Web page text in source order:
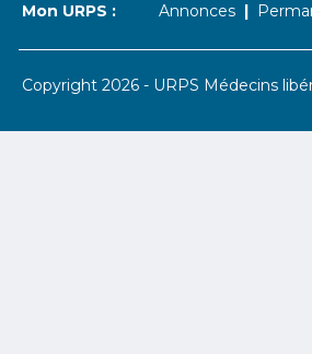
Mon URPS : Annonces
Copyright 2026 - URPS Médecins